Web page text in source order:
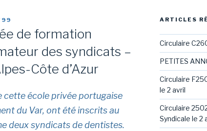
de formation
des syndicats –
Côte d’Azur
cette école privée portugaise
du Var, ont été inscrits au
deux syndicats de dentistes.
ARTICLES
Circulaire
PETITES
Circulaire
le 2 avril
Circulaire
Syndicale le 2